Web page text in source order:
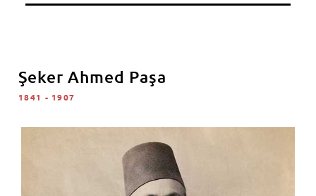
Şeker Ahmed Paşa
1841 - 1907